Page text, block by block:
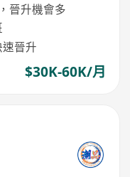
晉升機會多
晉升
$30K-60K/月